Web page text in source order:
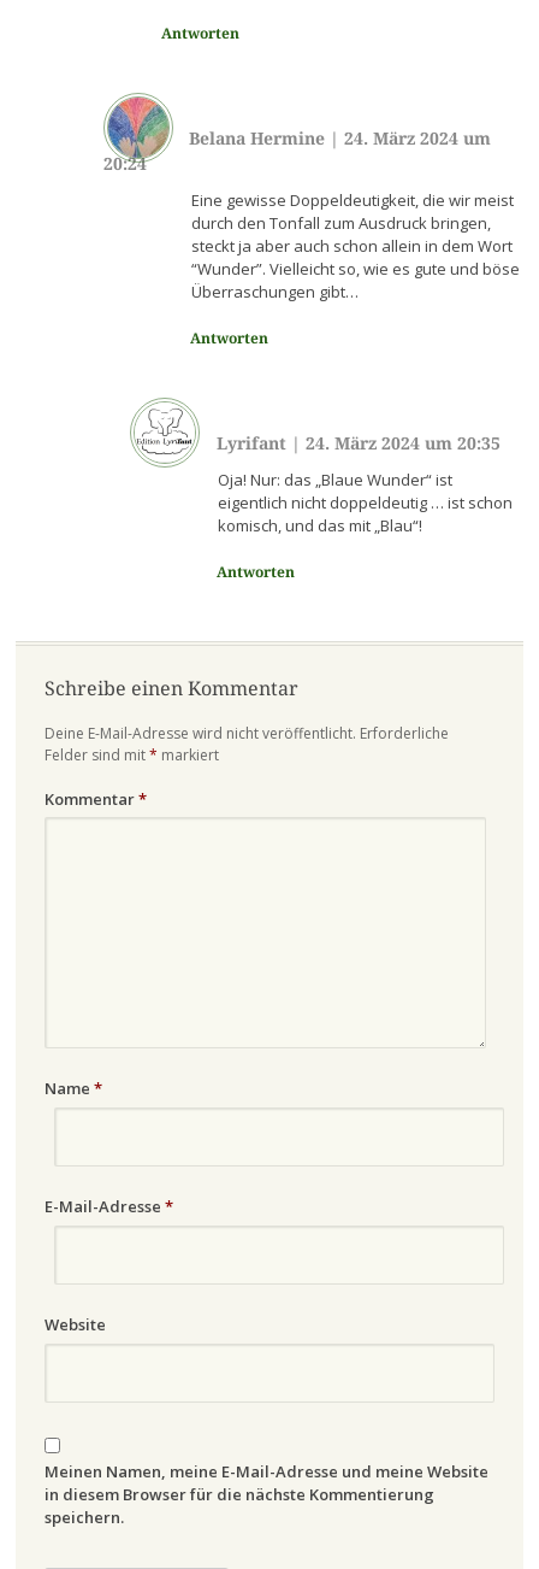
Antworten
Belana Hermine |24. März 2024 um
20:24
Eine gewisse Doppeldeutigkeit, die wir meist
durch den Tonfall zum Ausdruck bringen,
steckt ja aber auch schon allein in dem Wort
“Wunder”. Vielleicht so, wie es gute und böse
Überraschungen gibt…
Antworten
Lyrifant | 24. März 2024 um 20:35
Oja! Nur: das „Blaue Wunder“ ist
eigentlich nicht doppeldeutig … ist schon
komisch, und das mit „Blau“!
Antworten
Schreibe einen Kommentar
Deine E-Mail-Adresse wird nicht veröffentlicht. Erforderliche
Felder sind mit* markiert
Kommentar*
Name *
E-Mail-Adresse *
Website
Meinen Namen, meine E-Mail-Adresse und meine Website
in diesem Browser für die nächste Kommentierung
speichern.